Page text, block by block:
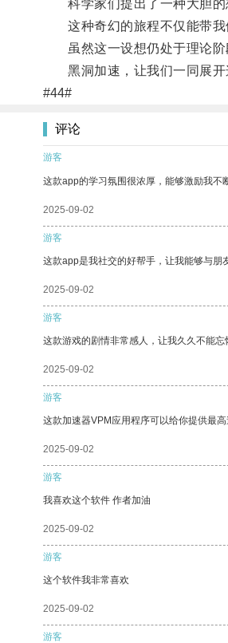
科学家们提出了一种大胆的
这种奇幻的旅程不仅能带我
虽然这一设想仍处于理论阶
黑洞加速，让我们一同展开
#44#
评论
游客
这款app的学习氛围很浓厚，能够激励我不
2025-09-02
游客
这款app是我社交的好帮手，让我能够与朋
2025-09-02
游客
这款游戏的剧情非常感人，让我久久不能忘
2025-09-02
游客
这款加速器VPM应用程序可以给你提供最
2025-09-02
游客
我喜欢这个软件 作者加油
2025-09-02
游客
这个软件我非常喜欢
2025-09-02
游客